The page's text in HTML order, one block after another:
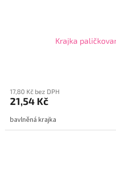
Krajka
17,80 Kč bez DPH
21,54 Kč
bavlněná krajka